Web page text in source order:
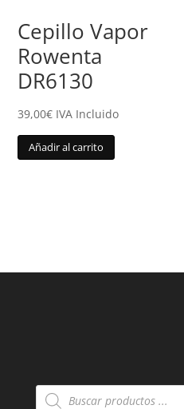
Cepillo Vapor
Rowenta
DR6130
39,00€ IVA Incluido
Añadir al carrito
Búsqueda